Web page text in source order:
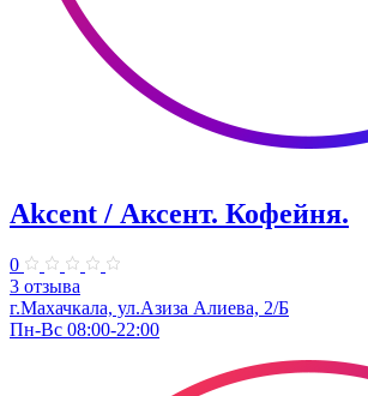
Akcent / Аксент. Кофейня.
0
3 отзыва
г.Махачкала, ул.Азиза Алиева, 2/Б
Пн-Вс 08:00-22:00